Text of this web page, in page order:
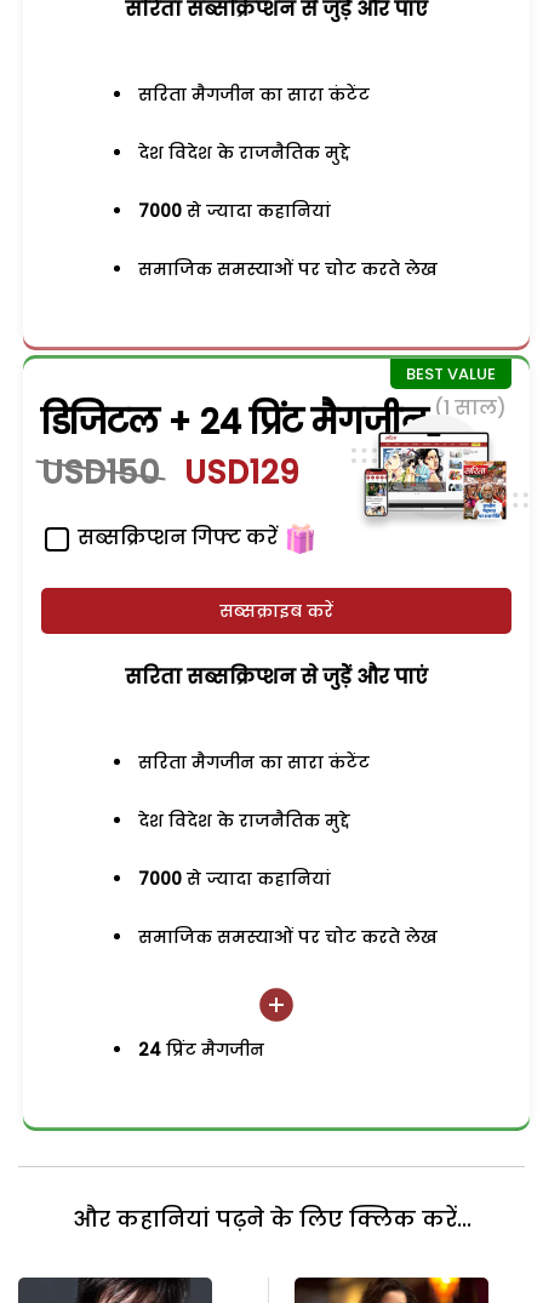
सरिता सब्सक्रिप्शन से जुड़ेें और पाएं
सरिता मैगजीन का सारा कंटेंट
देश विदेश के राजनैतिक मुद्दे
7000 से ज्यादा कहानियां
समाजिक समस्याओं पर चोट करते लेख
डिजिटल + 24 प्रिंट मैगजीन (1 साल)
USD150 USD129
सब्सक्रिप्शन गिफ्ट करें
सब्सक्राइब करें
सरिता सब्सक्रिप्शन से जुड़ेें और पाएं
सरिता मैगजीन का सारा कंटेंट
देश विदेश के राजनैतिक मुद्दे
7000 से ज्यादा कहानियां
समाजिक समस्याओं पर चोट करते लेख
24 प्रिंट मैगजीन
और कहानियां पढ़ने के लिए क्लिक करें...